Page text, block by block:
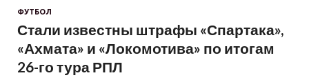
ФУТБОЛ
Стали известны штрафы «Спартака»,
«Ахмата» и «Локомотива» по итогам
26-го тура РПЛ